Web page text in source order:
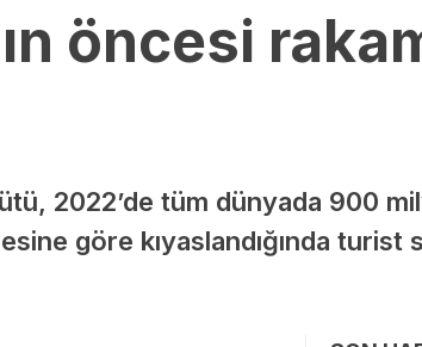
öncesi
2022’de tüm dünyada 900
göre kıyaslandığında turist